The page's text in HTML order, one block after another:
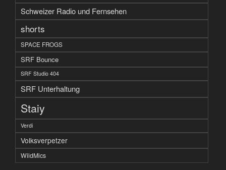
Schweizer Radio und Fernsehen
shorts
SPACE FROGS
SRF Bounce
SRF Studio 404
SRF Unterhaltung
Staiy
Verdi
Volksverpetzer
WildMics